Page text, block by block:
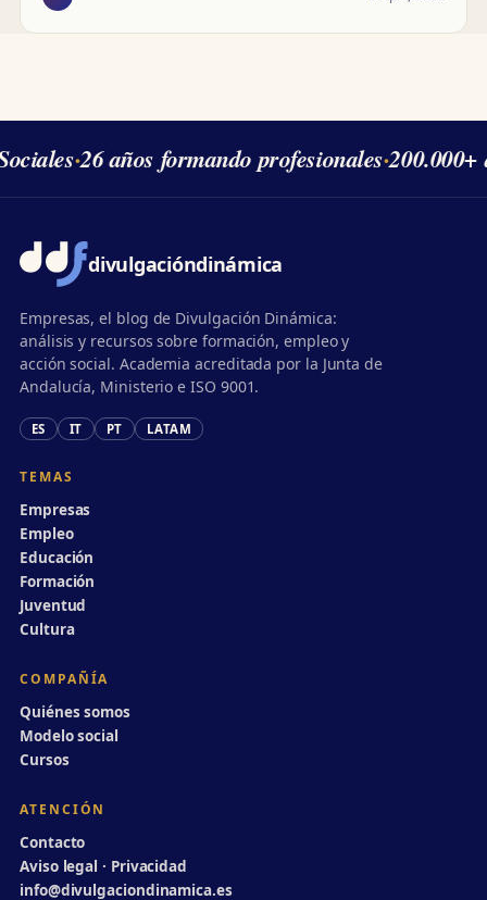
·26 años formando profesionales·200.000+
divulgacióndinámica
Empresas, el blog de Divulgación Dinámica:
análisis y recursos sobre formación, empleo y
acción social. Academia acreditada por la Junta de
Andalucía, Ministerio e ISO 9001.
ES IT PT LATAM
TEMAS
Empresas
Empleo
Educación
Formación
Juventud
Cultura
COMPAÑÍA
Quiénes somos
Modelo social
Cursos
ATENCIÓN
Contacto
Aviso legal · Privacidad
info@divulgaciondinamica.es